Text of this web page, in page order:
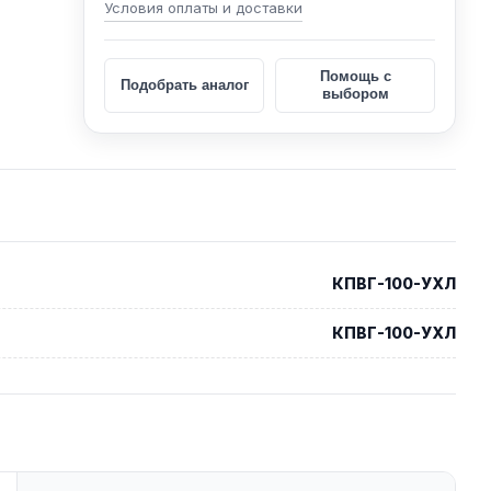
Условия оплаты и доставки
Подобрать аналог
Помощь с
выбором
КПВГ-100-УХЛ
КПВГ-100-УХЛ